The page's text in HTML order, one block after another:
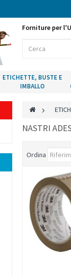
Forniture per
ETICHETTE, BUSTE E
IMBALLO
>
NASTRI
Ordina